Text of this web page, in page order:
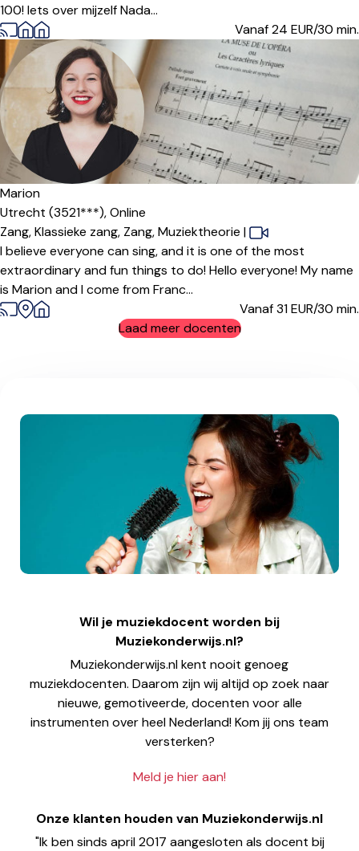
100! Iets over mijzelf Nada...
Vanaf 24 EUR/30 min.
Marion
Utrecht (3521***),Online
Zang,Klassieke zang, Zang,Muziektheorie |
I believe everyone can sing, and it is one of the most
extraordinary and fun things to do! Hello everyone! My name
is Marion and I come from Franc...
Vanaf 31EUR/30 min.
Laad meer docenten
Wil je muziekdocent worden bij
Muziekonderwijs.nl?
Muziekonderwijs.nl kent nooit genoeg
muziekdocenten. Daarom zijn wij altijd op zoek naar
nieuwe, gemotiveerde, docenten voor alle
instrumenten over heel Nederland! Kom jij ons team
versterken?
Meld je hier aan!
Onze klanten houden van Muziekonderwijs.nl
"Ik ben sinds april 2017 aangesloten als docent bij